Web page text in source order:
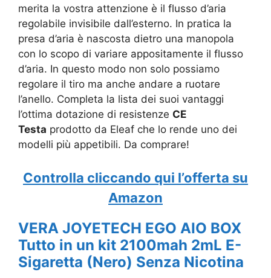
merita la vostra attenzione è il flusso d’aria
regolabile invisibile dall’esterno. In pratica la
presa d’aria è nascosta dietro una manopola
con lo scopo di variare appositamente il flusso
d’aria. In questo modo non solo possiamo
regolare il tiro ma anche andare a ruotare
l’anello. Completa la lista dei suoi vantaggi
l’ottima dotazione di resistenze CE
Testa prodotto da Eleaf che lo rende uno dei
modelli più appetibili. Da comprare!
Controlla cliccando qui l’offerta su
Amazon
VERA JOYETECH EGO AIO BOX
Tutto in un kit 2100mah 2mL E-
Sigaretta (Nero) Senza Nicotina